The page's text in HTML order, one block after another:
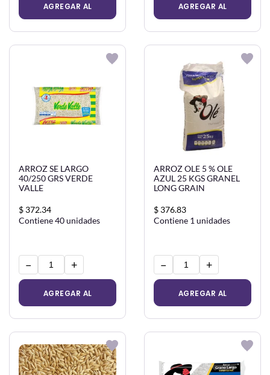
AGREGAR AL
CARRITO
AGREGAR AL
CARRITO
ARROZ SE LARGO
40/250 GRS VERDE
VALLE
$ 372.34
Contiene 40 unidades
− +
AGREGAR AL
CARRITO
ARROZ OLE 5 % OLE
AZUL 25 KGS GRANEL
LONG GRAIN
$ 376.83
Contiene 1 unidades
− +
AGREGAR AL
CARRITO